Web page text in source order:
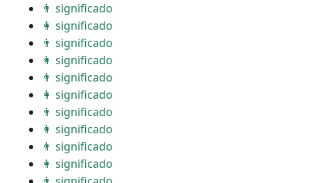
👨 significado
👩 significado
👨 significado
👩 significado
👨 significado
👩 significado
👨 significado
👩 significado
👨 significado
👩 significado